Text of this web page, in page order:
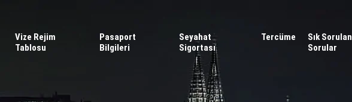
Vize Rejim
Tablosu
Pasaport
Bilgileri
Seyahat
Sigortası
Tercüme
Sık Sorulan
Sorular